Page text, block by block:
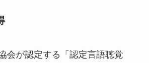
会が認定する「認定言語聴覚